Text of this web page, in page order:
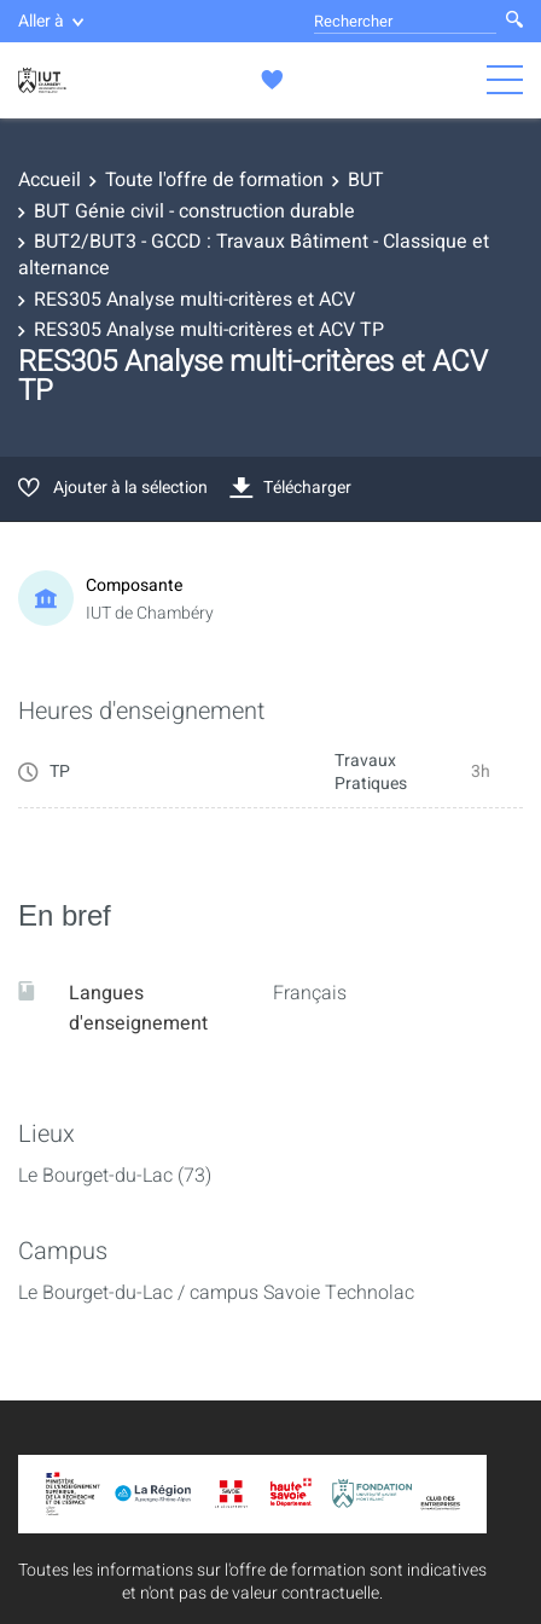
Aller à
Accueil Toute l'offre de formation
BUT
BUT Génie civil - construction durable
BUT2/BUT3 - GCCD : Travaux Bâtiment - Classique et
alternance
RES305 Analyse multi-critères et ACV
RES305 Analyse multi-critères et ACV TP
RES305 Analyse multi-critères et ACV
TP
Ajouter à la sélection Télécharger
Composante
IUT de Chambéry
Heures d'enseignement
TP
Travaux
Pratiques
3h
En bref
Langues
d'enseignement
Français
Lieux
Le Bourget-du-Lac (73)
Campus
Le Bourget-du-Lac / campus Savoie Technolac
Toutes les informations sur l'offre de formation sont indicatives
et n'ont pas de valeur contractuelle.